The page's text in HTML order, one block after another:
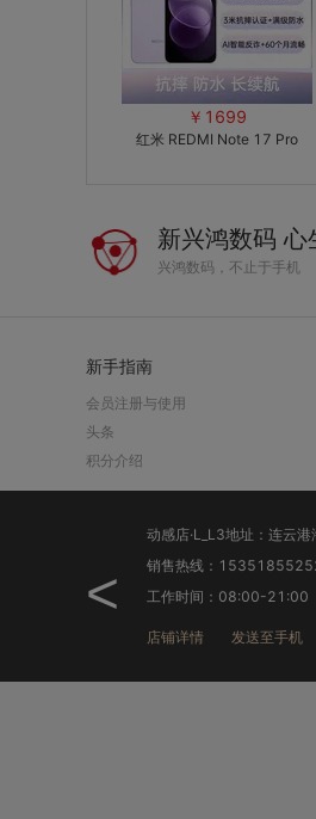
￥1699
红米 REDMI Note 17 Pro
新兴鸿数码 心
兴鸿数码，不止于手机
新手指南
会员注册与使用
头条
积分介绍
<
：08:00-21:00